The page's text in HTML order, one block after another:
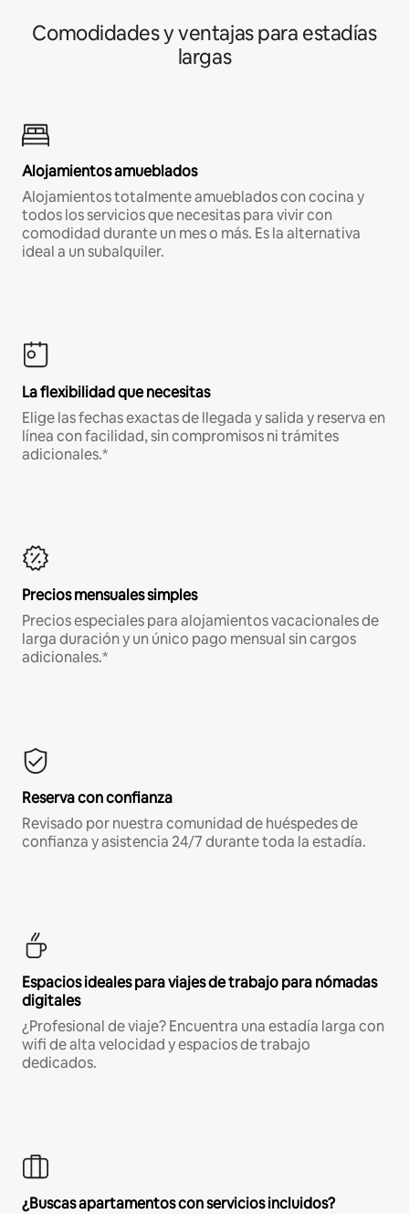
Comodidades y ventajas para estadías
largas
Alojamientos amueblados
Alojamientos totalmente amueblados con cocina y
todos los servicios que necesitas para vivir con
comodidad durante un mes o más. Es la alternativa
ideal a un subalquiler.
La flexibilidad que necesitas
Elige las fechas exactas de llegada y salida y reserva en
línea con facilidad, sin compromisos ni trámites
adicionales.*
Precios mensuales simples
Precios especiales para alojamientos vacacionales de
larga duración y un único pago mensual sin cargos
adicionales.*
Reserva con confianza
Revisado por nuestra comunidad de huéspedes de
confianza y asistencia 24/7 durante toda la estadía.
Espacios ideales para viajes de trabajo para nómadas
digitales
¿Profesional de viaje? Encuentra una estadía larga con
wifi de alta velocidad y espacios de trabajo
dedicados.
¿Buscas apartamentos con servicios incluidos?